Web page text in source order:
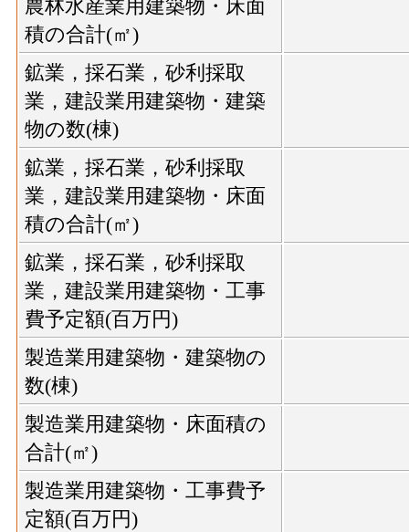
農林水産業用建築物・床面
積の合計(㎡)
鉱業，採石業，砂利採取
業，建設業用建築物・建築
物の数(棟)
鉱業，採石業，砂利採取
業，建設業用建築物・床面
積の合計(㎡)
鉱業，採石業，砂利採取
業，建設業用建築物・工事
費予定額(百万円)
製造業用建築物・建築物の
数(棟)
製造業用建築物・床面積の
合計(㎡)
製造業用建築物・工事費予
定額(百万円)